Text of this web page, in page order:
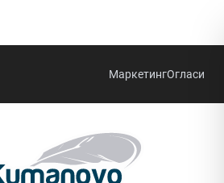
МаркетингОгласи